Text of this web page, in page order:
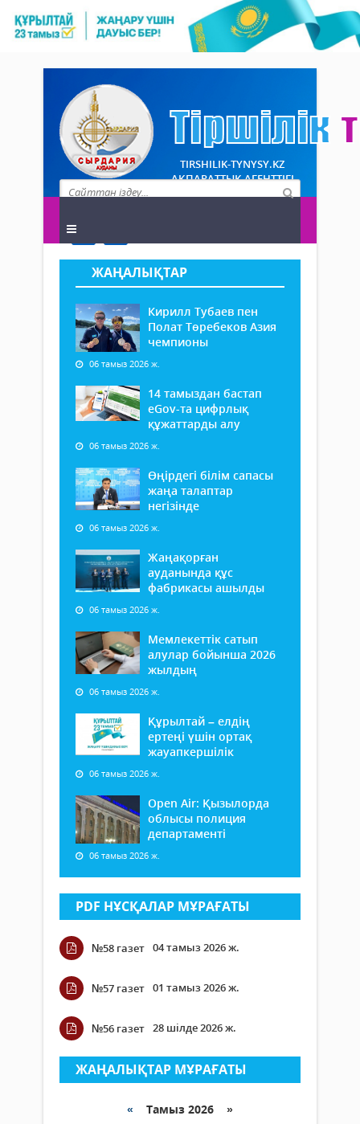
TIRSHILIK-TYNYSY.KZ
АҚПАРАТТЫҚ АГЕНТТІГІ
ЖАҢАЛЫҚТАР
Кирилл Тубаев пен
Полат Төребеков Азия
чемпионы
06 тамыз 2026 ж.
14 тамыздан бастап
еGov-та цифрлық
құжаттарды алу
06 тамыз 2026 ж.
Өңірдегі білім сапасы
жаңа талаптар
негізінде
06 тамыз 2026 ж.
Жаңақорған
ауданында құс
фабрикасы ашылды
06 тамыз 2026 ж.
Мемлекеттік сатып
алулар бойынша 2026
жылдың
06 тамыз 2026 ж.
Құрылтай – елдің
ертеңі үшін ортақ
жауапкершілік
06 тамыз 2026 ж.
Open Air: Қызылорда
облысы полиция
департаменті
06 тамыз 2026 ж.
PDF НҰСҚАЛАР МҰРАҒАТЫ
№58 газет 04 тамыз 2026 ж.
№57 газет 01 тамыз 2026 ж.
№56 газет 28 шілде 2026 ж.
ЖАҢАЛЫҚТАР МҰРАҒАТЫ
« Тамыз 2026 »